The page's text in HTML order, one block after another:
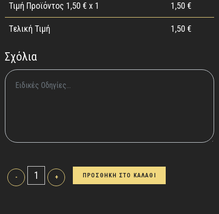
Τιμή Προϊόντος 1,50 € x 1 1,50 €
Tελική Τιμή 1,50 €
Σχόλια
- + ΠΡΟΣΘΗΚΗ ΣΤΟ ΚΑΛΑΘΙ